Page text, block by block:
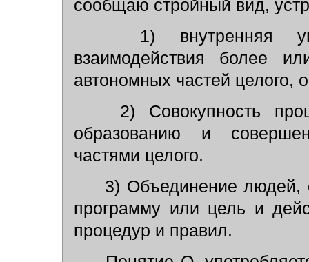
сообщаю стройный вид,
1) внутренняя
взаимодействия более
автономных частей целого,
2) Совокупность
образованию и
частями целого.
3) Объединение людей,
программу или цель и
процедур и правил.